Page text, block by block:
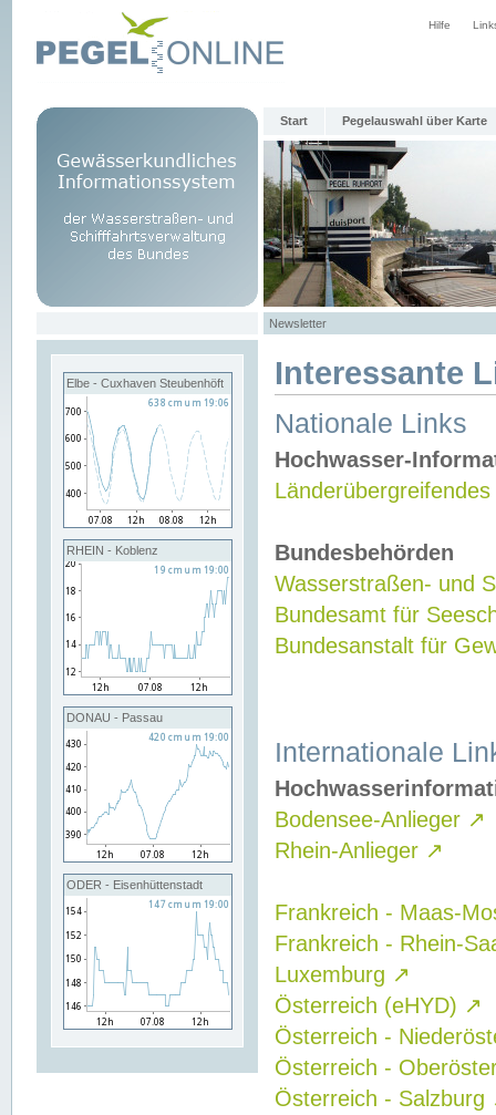
Hilfe
Start Pegelauswahl über Karte
Newsletter
Elbe - Cuxhaven Steubenhöft
RHEIN - Koblenz
DONAU - Passau
ODER - Eisenhüttenstadt
Interessante
Nationale Links
Hochwasser-
Bundesbehörden
Wasserstraßen- und
Bundesamt für
Bundesanstalt für
Internationale
Bodensee-Anlieger ↗
Rhein-Anlieger ↗
Frankreich - Maas-
Frankreich - Rhein-
Luxemburg ↗
Österreich (eHYD) ↗
Österreich -
Österreich -
Österreich - Salzburg